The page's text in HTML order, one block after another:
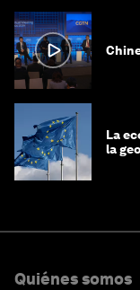
La
la
Quiénes somos